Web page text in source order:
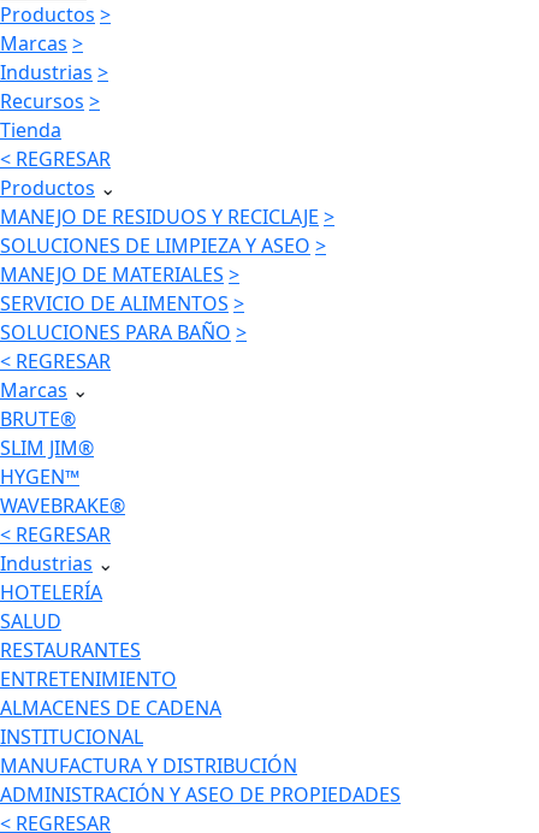
Productos >
Marcas >
Industrias >
Recursos >
Tienda
< REGRESAR
Productos ⌄
MANEJO DE RESIDUOS Y RECICLAJE >
SOLUCIONES DE LIMPIEZA Y ASEO >
MANEJO DE MATERIALES >
SERVICIO DE ALIMENTOS >
SOLUCIONES PARA BAÑO >
< REGRESAR
Marcas ⌄
BRUTE®
SLIM JIM®
HYGEN™
WAVEBRAKE®
< REGRESAR
Industrias ⌄
HOTELERÍA
SALUD
RESTAURANTES
ENTRETENIMIENTO
ALMACENES DE CADENA
INSTITUCIONAL
MANUFACTURA Y DISTRIBUCIÓN
ADMINISTRACIÓN Y ASEO DE PROPIEDADES
< REGRESAR